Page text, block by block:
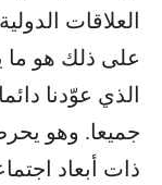
العلاقات
على ذلك هو ما
الذي عوّدنا
جميعا. وهو
ذات أبعاد